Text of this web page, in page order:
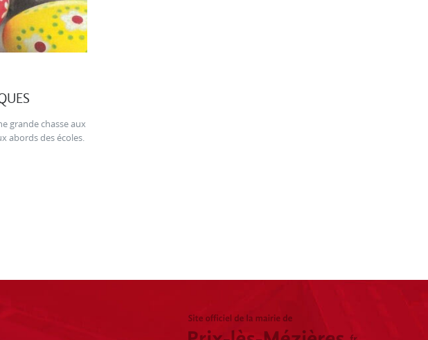
grande chasse aux
abords des écoles.